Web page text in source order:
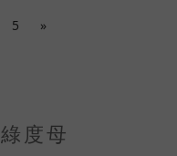
5 »
度母